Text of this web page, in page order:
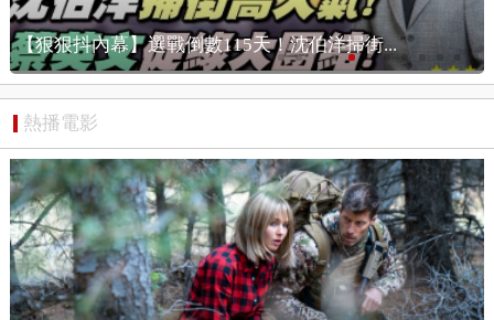
《美印太司令：美軍用實力威嚇中國！ 盧比...
熱播電影